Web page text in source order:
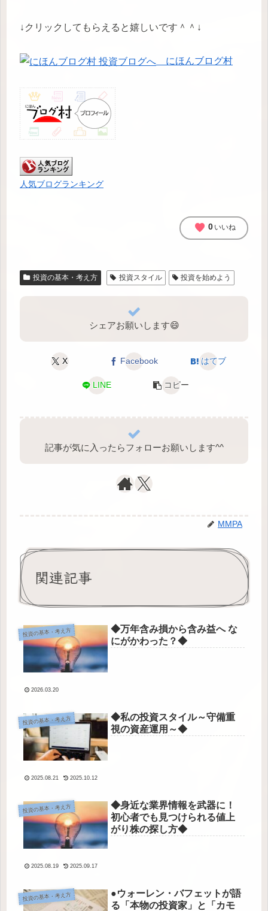
↓クリックしてもらえると嬉しいです＾＾↓
にほんブログ村
人気ブログランキング
favorite 0 いいね
投資の基本・考え方 投資スタイル 投資を始めよう
シェアお願いします😄
X Facebook はてブ
LINE コピー
記事が気に入ったらフォローお願いします^⁠^⁠
MMPA
関連記事
投資の基本・考え方
◆万年含み損から含み益へ な
にがかわった？◆
2026.03.20
投資の基本・考え方
◆私の投資スタイル～守備重
視の資産運用～◆
2025.08.21 2025.10.12
投資の基本・考え方
◆身近な業界情報を武器に！
初心者でも見つけられる値上
がり株の探し方◆
2025.08.19 2025.09.17
投資の基本・考え方
●ウォーレン・バフェットが語
る「本物の投資家」と「カモ